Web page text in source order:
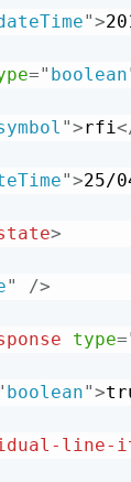
">
=" boolean
">rfi
">25/
>
" />
type=
boolean">
line-